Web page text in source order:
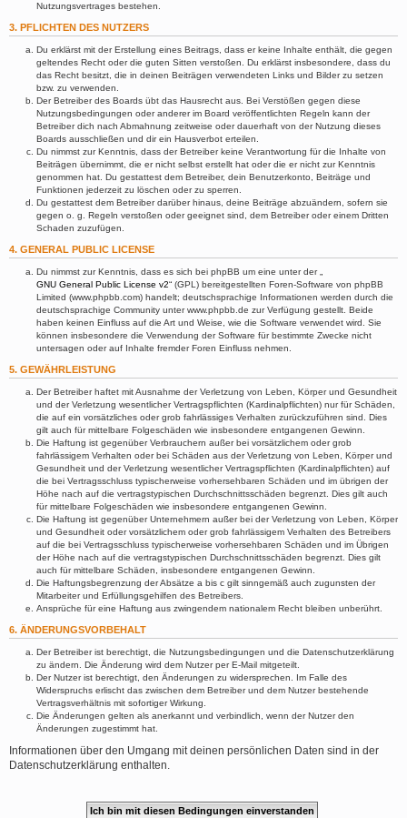
Nutzungsvertrages bestehen.
3. PFLICHTEN DES NUTZERS
Du erklärst mit der Erstellung eines Beitrags, dass er keine Inhalte enthält, die gegen
geltendes Recht oder die guten Sitten verstoßen. Du erklärst insbesondere, dass du
das Recht besitzt, die in deinen Beiträgen verwendeten Links und Bilder zu setzen
bzw. zu verwenden.
Der Betreiber des Boards übt das Hausrecht aus. Bei Verstößen gegen diese
Nutzungsbedingungen oder anderer im Board veröffentlichten Regeln kann der
Betreiber dich nach Abmahnung zeitweise oder dauerhaft von der Nutzung dieses
Boards ausschließen und dir ein Hausverbot erteilen.
Du nimmst zur Kenntnis, dass der Betreiber keine Verantwortung für die Inhalte von
Beiträgen übernimmt, die er nicht selbst erstellt hat oder die er nicht zur Kenntnis
genommen hat. Du gestattest dem Betreiber, dein Benutzerkonto, Beiträge und
Funktionen jederzeit zu löschen oder zu sperren.
Du gestattest dem Betreiber darüber hinaus, deine Beiträge abzuändern, sofern sie
gegen o. g. Regeln verstoßen oder geeignet sind, dem Betreiber oder einem Dritten
Schaden zuzufügen.
4. GENERAL PUBLIC LICENSE
Du nimmst zur Kenntnis, dass es sich bei phpBB um eine unter der „
GNU General Public License v2“ (GPL) bereitgestellten Foren-Software von phpBB
Limited (www.phpbb.com) handelt; deutschsprachige Informationen werden durch die
deutschsprachige Community unter www.phpbb.de zur Verfügung gestellt. Beide
haben keinen Einfluss auf die Art und Weise, wie die Software verwendet wird. Sie
können insbesondere die Verwendung der Software für bestimmte Zwecke nicht
untersagen oder auf Inhalte fremder Foren Einfluss nehmen.
5. GEWÄHRLEISTUNG
Der Betreiber haftet mit Ausnahme der Verletzung von Leben, Körper und Gesundheit
und der Verletzung wesentlicher Vertragspflichten (Kardinalpflichten) nur für Schäden,
die auf ein vorsätzliches oder grob fahrlässiges Verhalten zurückzuführen sind. Dies
gilt auch für mittelbare Folgeschäden wie insbesondere entgangenen Gewinn.
Die Haftung ist gegenüber Verbrauchern außer bei vorsätzlichem oder grob
fahrlässigem Verhalten oder bei Schäden aus der Verletzung von Leben, Körper und
Gesundheit und der Verletzung wesentlicher Vertragspflichten (Kardinalpflichten) auf
die bei Vertragsschluss typischerweise vorhersehbaren Schäden und im übrigen der
Höhe nach auf die vertragstypischen Durchschnittsschäden begrenzt. Dies gilt auch
für mittelbare Folgeschäden wie insbesondere entgangenen Gewinn.
Die Haftung ist gegenüber Unternehmern außer bei der Verletzung von Leben, Körper
und Gesundheit oder vorsätzlichem oder grob fahrlässigem Verhalten des Betreibers
auf die bei Vertragsschluss typischerweise vorhersehbaren Schäden und im Übrigen
der Höhe nach auf die vertragstypischen Durchschnittsschäden begrenzt. Dies gilt
auch für mittelbare Schäden, insbesondere entgangenen Gewinn.
Die Haftungsbegrenzung der Absätze a bis c gilt sinngemäß auch zugunsten der
Mitarbeiter und Erfüllungsgehilfen des Betreibers.
Ansprüche für eine Haftung aus zwingendem nationalem Recht bleiben unberührt.
6. ÄNDERUNGSVORBEHALT
Der Betreiber ist berechtigt, die Nutzungsbedingungen und die Datenschutzerklärung
zu ändern. Die Änderung wird dem Nutzer per E-Mail mitgeteilt.
Der Nutzer ist berechtigt, den Änderungen zu widersprechen. Im Falle des
Widerspruchs erlischt das zwischen dem Betreiber und dem Nutzer bestehende
Vertragsverhältnis mit sofortiger Wirkung.
Die Änderungen gelten als anerkannt und verbindlich, wenn der Nutzer den
Änderungen zugestimmt hat.
Informationen über den Umgang mit deinen persönlichen Daten sind in der
Datenschutzerklärung enthalten.